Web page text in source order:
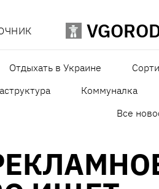
Отдыхать в Украине
Коммуналка
Все